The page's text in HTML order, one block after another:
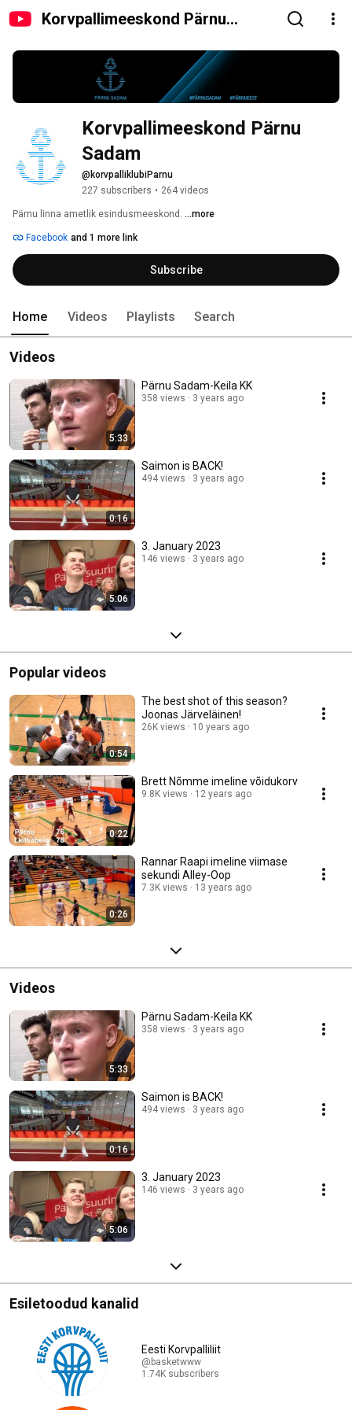
Korvpallimeeskond Pärnu
Korvpallimeeskond Pärnu
Sadam
@korvpalliklubiParnu
227 subscribers • 264 videos
Pärnu linna ametlik esindusmeeskond. ...more
Facebook and 1 more link
Subscribe
Home Videos Playlists Search
Videos
5:33
Pärnu Sadam-Keila KK
358 views 3 years ago
0:16
Saimon is BACK!
494 views 3 years ago
5:06
3. January 2023
146 views 3 years ago
Popular videos
0:54
The best shot of this season?
Joonas Järveläinen!
26K views 10 years ago
0:22
Brett Nõmme imeline võidukorv
9.8K views 12 years ago
0:26
Rannar Raapi imeline viimase
sekundi Alley-Oop
7.3K views 13 years ago
Videos
5:33
Pärnu Sadam-Keila KK
358 views 3 years ago
0:16
Saimon is BACK!
494 views 3 years ago
5:06
3. January 2023
146 views 3 years ago
Esiletoodud kanalid
Eesti Korvpalliliit
@basketwww
1.74K subscribers